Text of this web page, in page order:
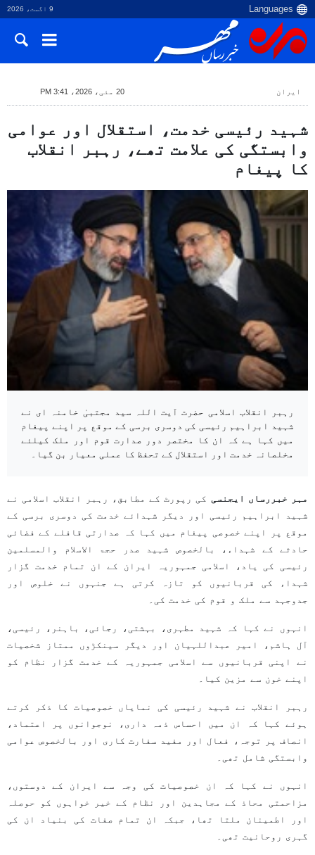
9 اگست، 2026
ایران 20 مئی، 2026، 3:41 PM
شہید رئیسی خدمت، استقلال اور عوامی
وابستگی کی علامت تھے، رہبر انقلاب
کا پیغام
رہبر انقلاب اسلامی حضرت آیت اللہ سید مجتبیٰ خامنہ ای نے
شہید ابراہیم رئیسی کی دوسری برسی کے موقع پر اپنے پیغام
میں کہا ہے کہ ان کا مختصر دور صدارت قوم اور ملک کیلئے
مخلصانہ خدمت اور استقلال کے تحفظ کا عملی معیار بن گیا۔
مہر خبررساں ایجنسی کی رپورٹ کے مطابق، رہبر انقلاب اسلامی نے
شہید ابراہیم رئیسی اور دیگر شہدائے خدمت کی دوسری برسی کے
موقع پر اپنے خصوصی پیغام میں کہا کہ صدارتی قافلے کے فضائی
حادثے کے شہداء، بالخصوص شہید صدر حجۃ الاسلام والمسلمین
رئیسی کی یاد، اسلامی جمہوریہ ایران کے ان تمام خدمت گزار
شہداء کی قربانیوں کو تازہ کرتی ہے جنہوں نے خلوص اور
جدوجہد سے ملک و قوم کی خدمت کی۔
انہوں نے کہا کہ شہید مطہری، بہشتی، رجائی، باہنر، رئیسی،
آل ہاشم، امیر عبداللہیان اور دیگر سینکڑوں ممتاز شخصیات
نے اپنی قربانیوں سے اسلامی جمہوریہ کے خدمت گزار نظام کو
اپنے خون سے مزین کیا۔
رہبر انقلاب نے شہید رئیسی کی نمایاں خصوصیات کا ذکر کرتے
ہوئے کہا کہ ان میں احساس ذمہ داری، نوجوانوں پر اعتماد،
انصاف پر توجہ، فعال اور مفید سفارت کاری اور بالخصوص عوامی
وابستگی شامل تھی۔
انہوں نے کہا کہ ان خصوصیات کی وجہ سے ایران کے دوستوں،
مزاحمتی محاذ کے مجاہدین اور نظام کے خیر خواہوں کو حوصلہ
اور اطمینان ملتا تھا، جبکہ ان تمام صفات کی بنیاد ان کی
گہری روحانیت تھی۔